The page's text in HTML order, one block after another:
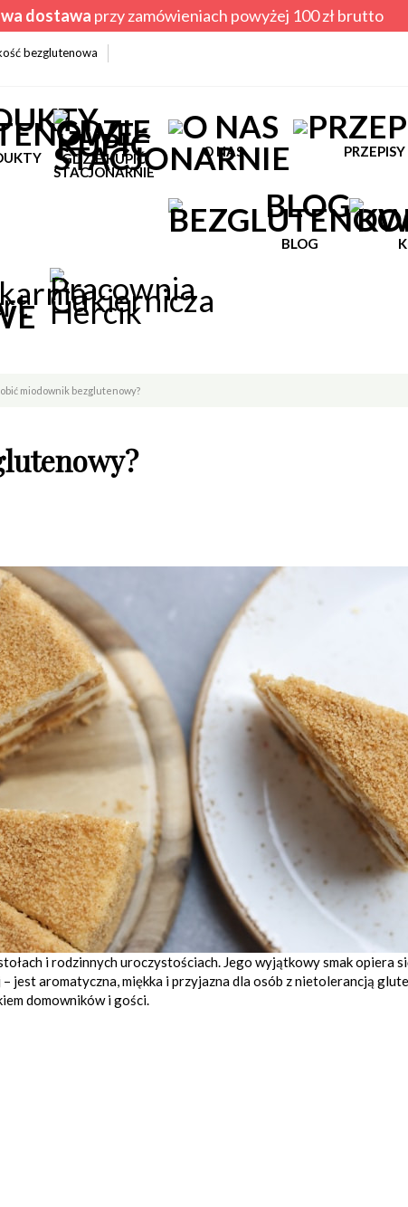
dostawa przy zamówieniach powyżej 100 zł brutto
bezglutenowa
GDZIE KUPIĆ
STACJONARNIE
O NAS PRZEPISY
BLOG
miodownik bezglutenowy?
i rodzinnych uroczystościach. Jego wyjątkowy smak opiera
jest aromatyczna, miękka i przyjazna dla osób z nietolerancją
domowników i gości.